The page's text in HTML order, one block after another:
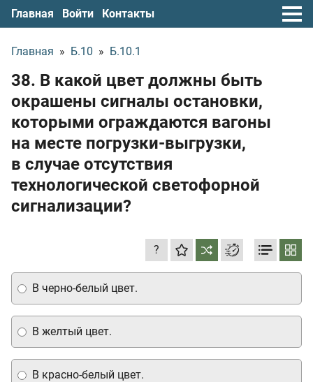
Главная Войти Контакты
Главная » Б.10 » Б.10.1
38. В какой цвет должны быть
окрашены сигналы остановки,
которыми ограждаются вагоны
на месте погрузки-выгрузки,
в случае отсутствия
технологической светофорной
сигнализации?
?
В желтый цвет.
В красно-белый цвет.
В черно-белый цвет.